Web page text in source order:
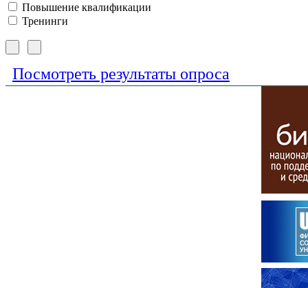
Повышение квалификации
Тренинги
Посмотреть результаты опроса